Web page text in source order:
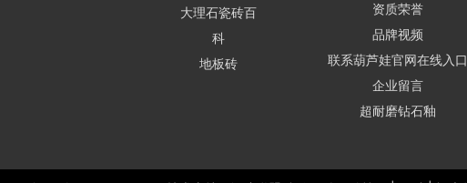
大理石瓷砖百
科
地板砖
资质荣誉
品牌视频
联系葫芦娃官网在线入口
企业留言
超耐磨钻石釉